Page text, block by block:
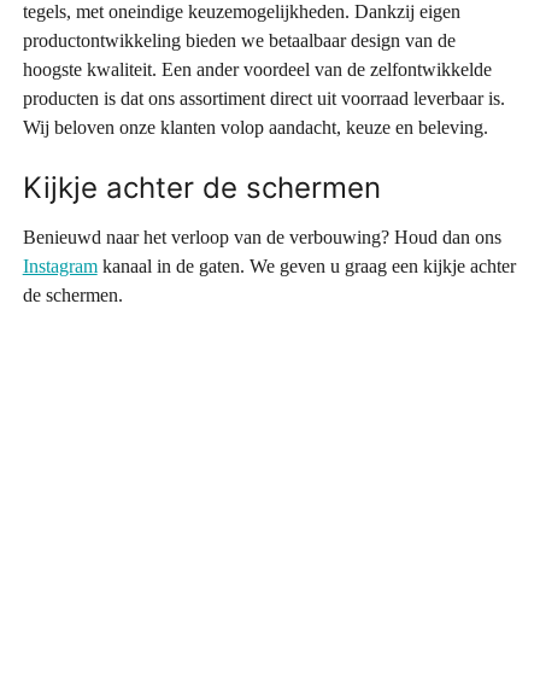
tegels, met oneindige keuzemogelijkheden. Dankzij eigen
productontwikkeling bieden we betaalbaar design van de
hoogste kwaliteit. Een ander voordeel van de zelfontwikkelde
producten is dat ons assortiment direct uit voorraad leverbaar is.
Wij beloven onze klanten volop aandacht, keuze en beleving.
Kijkje achter de schermen
Benieuwd naar het verloop van de verbouwing? Houd dan ons
Instagramkanaal in de gaten. We geven u graag een kijkje achter
de schermen.